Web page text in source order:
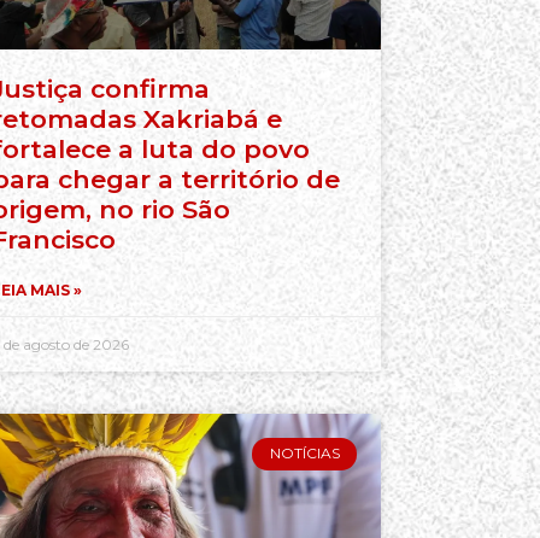
confirma
Xakriabá e
a luta do povo
chegar a território de
no rio São
MAIS »
de agosto de 2026
NOTÍCIAS